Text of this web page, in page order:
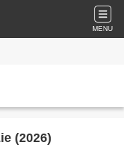
MENU
(2026)